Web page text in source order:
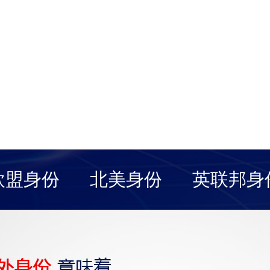
盟身份 北美身份 英联邦身